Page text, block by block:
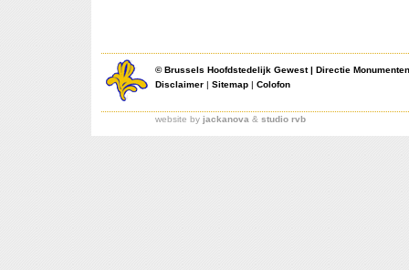
©Brussels Hoofdstedelijk Gewest| Directie
Disclaimer | Sitemap | Colofon
website by jackanova & studio rvb